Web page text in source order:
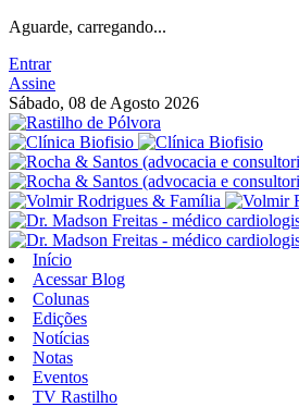
Aguarde, carregando...
Entrar
Assine
Sábado, 08 de Agosto 2026
Início
Acessar Blog
Colunas
Edições
Notícias
Notas
Eventos
TV Rastilho